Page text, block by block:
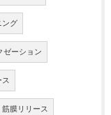
ング
ーション
膜リリース